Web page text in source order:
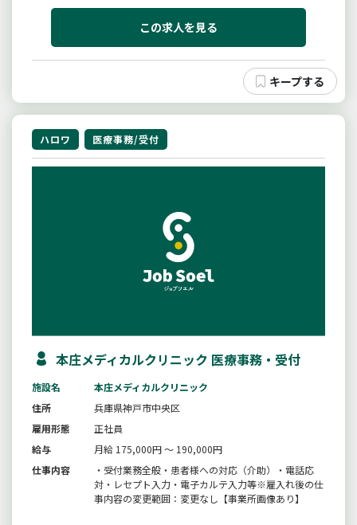
この求人を見る
ハロワ 医療事務/受付
本庄メディカルクリニック 医療事務・受付
施設名
本庄メディカルクリニック
住所
兵庫県神戸市中央区
雇用形態
正社員
給与
月給 175,000円 ～ 190,000円
仕事内容
・受付業務全般・患者様への対応（介助）・電話応
対・レセプト入力・電子カルテ入力等※雇入れ後の仕
事内容の変更範囲：変更なし【事業所画像あり】